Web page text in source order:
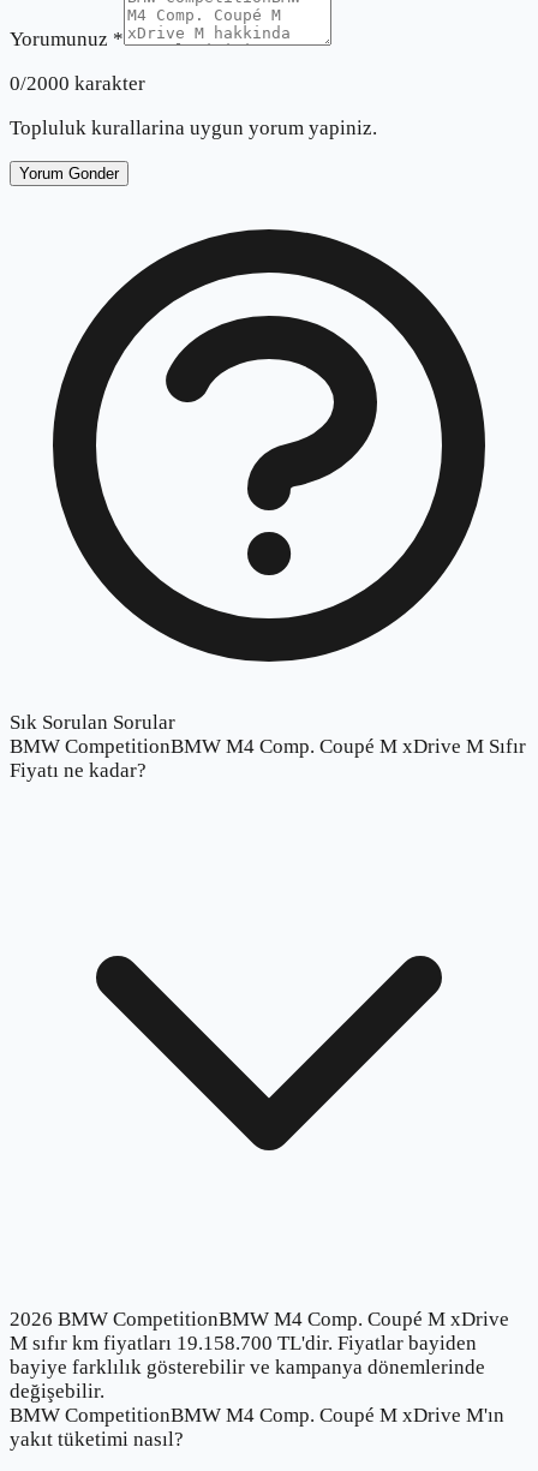
Yorumunuz *
0/2000 karakter
Topluluk kurallarina uygun yorum yapiniz.
Yorum Gonder
Sık Sorulan Sorular
BMW CompetitionBMW M4 Comp. Coupé M xDrive M Sıfır
Fiyatı ne kadar?
2026 BMW CompetitionBMW M4 Comp. Coupé M xDrive
M sıfır km fiyatları 19.158.700 TL'dir. Fiyatlar bayiden
bayiye farklılık gösterebilir ve kampanya dönemlerinde
değişebilir.
BMW CompetitionBMW M4 Comp. Coupé M xDrive M'ın
yakıt tüketimi nasıl?